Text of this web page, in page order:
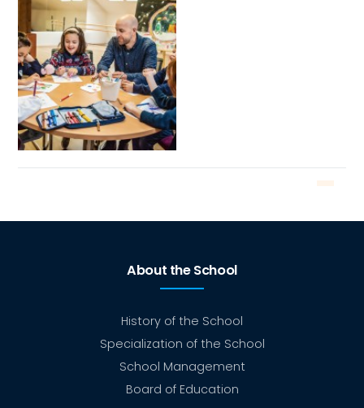
About the School
History of the School
Specialization of the School
School Management
Board of Education